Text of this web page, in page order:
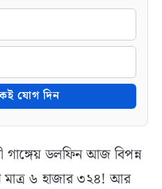
যোগ দিন
গাঙ্গেয় ডলফিন আজ বিপন্ন
মাত্র ৬ হাজার ৩২৪! আর